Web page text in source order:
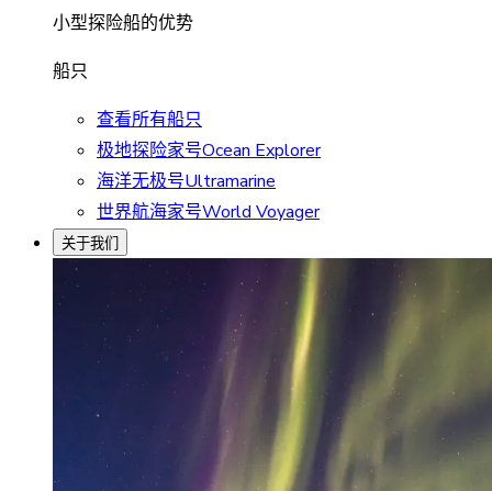
小型探险船的优势
船只
查看所有船只
极地探险家号Ocean Explorer
海洋无极号Ultramarine
世界航海家号World Voyager
关于我们